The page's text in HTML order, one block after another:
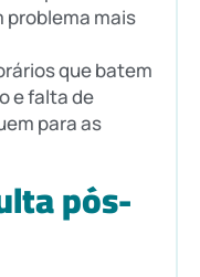
mais
que batem
e falta de
para as
pós-